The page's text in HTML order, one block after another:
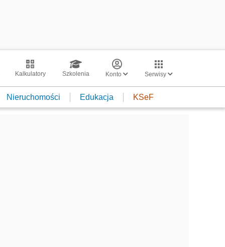
Kalkulatory Szkolenia Konto Serwisy
Nieruchomości Edukacja KSeF